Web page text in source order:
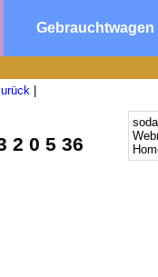
Gebrauchtwagen
2 0 5 36